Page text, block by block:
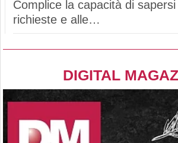
Complice la capacità di
richieste e alle…
DIGITAL